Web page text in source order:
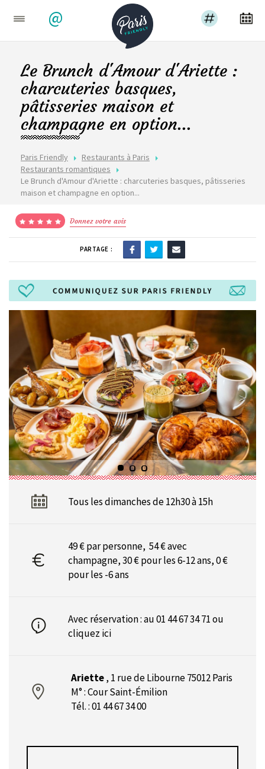
@
Paris Friendly
Restaurants à Paris
Restaurants romantiques
Le Brunch d'Amour d'Ariette : charcuteries basques, pâtisseries
maison et champagne en option...
Le Brunch d'Amour d'Ariette :
charcuteries basques,
pâtisseries maison et
champagne en option...
Donnez votre avis
PARTAGE :
Tous les dimanches de 12h30 à 15h
49 € par personne, 54 € avec
champagne, 30 € pour les 6-12 ans, 0 €
pour les -6 ans
Avec réservation : au 01 44 67 34 71 ou
cliquez ici
Ariette, 1 rue de Libourne 75012 Paris
M° : Cour Saint-Émilion
Tél. : 01 44 67 34 00